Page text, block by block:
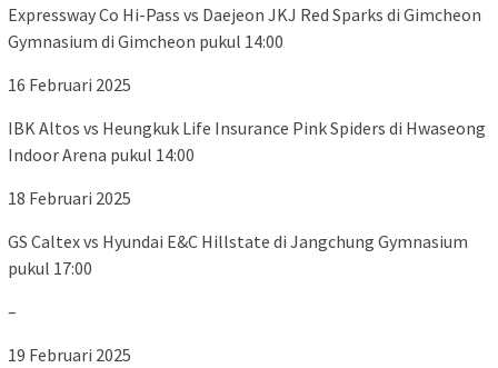
Expressway Co Hi-Pass vs Daejeon JKJ Red Sparks di Gimcheon
Gymnasium di Gimcheon pukul 14:00
16 Februari 2025
IBK Altos vs Heungkuk Life Insurance Pink Spiders di Hwaseong
Indoor Arena pukul 14:00
18 Februari 2025
GS Caltex vs Hyundai E&C Hillstate di Jangchung Gymnasium
pukul 17:00
–
19 Februari 2025